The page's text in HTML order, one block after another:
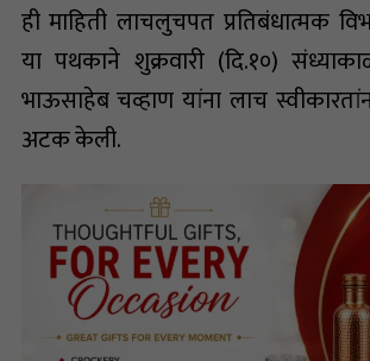
ही माहिती लाचलुचपत प्रतिबंधात्मक
या पथकाने शुक्रवारी (दि.१०)
भाऊसाहेब चव्हाण यांना लाच
अटक केली.